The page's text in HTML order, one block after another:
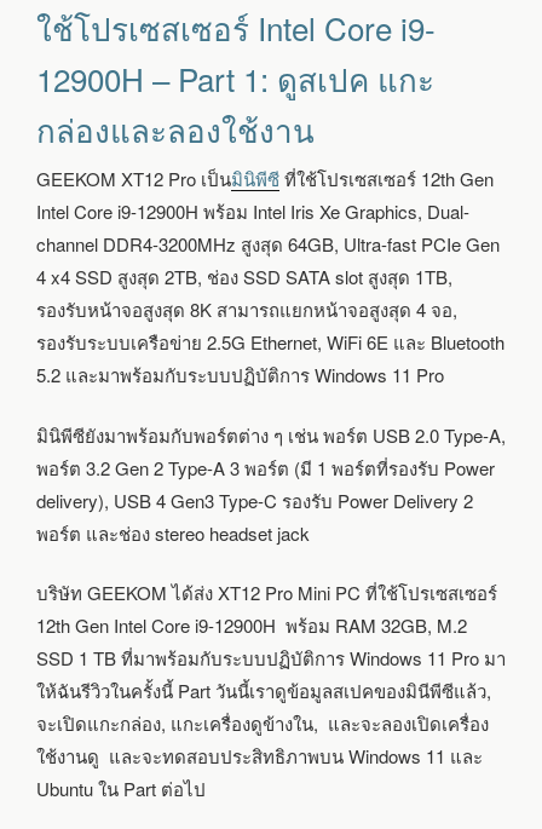
พีซี
XT12
PRO
โปรเซสเซอร์
INTEL
CORE
I9-
–
PART
ดู
สเปค
และ
ลอง
งาน
ใช้โปรเซสเซอร์ Intel Core i9-
12900H – Part 1: ดูสเปค แกะ
กล่องและลองใช้งาน
GEEKOM XT12 Pro เป็นมินิพีซีที่ใช้โปรเซสเซอร์ 12th Gen
Intel Core i9-12900H พร้อม Intel Iris Xe Graphics, Dual-
channel DDR4-3200MHz สูงสุด 64GB, Ultra-fast PCIe Gen
4 x4 SSD สูงสุด 2TB, ช่อง SSD SATA slot สูงสุด 1TB,
รองรับหน้าจอสูงสุด 8K สามารถแยกหน้าจอสูงสุด 4 จอ,
รองรับระบบเครือข่าย 2.5G Ethernet, WiFi 6E และ Bluetooth
5.2 และมาพร้อมกับระบบปฏิบัติการ Windows 11 Pro
มินิพีซียังมาพร้อมกับพอร์ตต่าง ๆ เช่น พอร์ต USB 2.0 Type-A,
พอร์ต 3.2 Gen 2 Type-A 3 พอร์ต (มี 1 พอร์ตที่รองรับ Power
delivery), USB 4 Gen3 Type-C รองรับ Power Delivery 2
พอร์ต และช่อง stereo headset jack
บริษัท GEEKOM ได้ส่ง XT12 Pro Mini PC ที่ใช้โปรเซสเซอร์
12th Gen Intel Core i9-12900H พร้อม RAM 32GB, M.2
SSD 1 TB ที่มาพร้อมกับระบบปฏิบัติการ Windows 11 Pro มา
ให้ฉันรีวิวในครั้งนี้ Part วันนี้เราดูข้อมูลสเปคของมินีพีซีแล้ว,
จะเปิดแกะกล่อง, แกะเครื่องดูข้างใน, และจะลองเปิดเครื่อง
ใช้งานดู และจะทดสอบประสิทธิภาพบน Windows 11 และ
Ubuntu ใน Part ต่อไป